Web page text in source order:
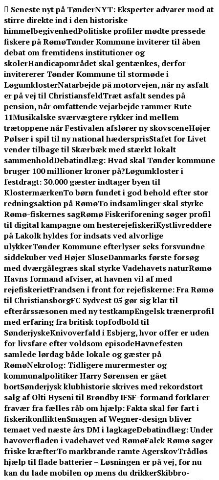
Skip
to
content
Seneste nyt på TønderNYT:Eksperter advarer mod at
stirre direkte ind i den historiske
himmelbegivenhedPolitiske profiler mødte pressede
fiskere på RømøTønder Kommune inviterer til åben
debat om fremtidens institutioner og
skolerHandicapområdet skal gentænkes, derfor
invitererer Tønder Kommune til stormøde i
LøgumklosterNatarbejde på motorvejen, når ny asfalt
er på vej til ChristiansfeldTræt asfalt sendes på
pension, når omfattende vejarbejde rammer Rute
11Musikalske sværvægtere rykker ind mellem
trætoppene når Festivalen afslører ny skovsceneHøjer
Pølser i spil til ny national hædersprisStafet for Livet
vender tilbage til Skærbæk med stærkt lokalt
sammenholdDebatindlæg: Hvad skal Tønder kommune
bruger 100 millioner kroner på?Løgumkloster i
festdragt: 30.000 gæster indtager byen til
KlostermærkenTo børn fundet i god behold efter stor
redningsaktion på RømøTo indsamlinger skal styrke
Rømø-fiskernes sagRømø Fiskeriforening søger profil
til digital kampagne om hesterejefiskeriKystlivreddere
på Lakolk hyldes for indsats ved alvorlige
ulykkerTønder Kommune efterlyser seks forsvundne
siddekuber ved Højer SluseDanmarks første forsøg
med dværgålegræs skal styrke Vadehavets naturRømø
Havns formand afviser, at havnen vil af med
rejefiskerietFrandsen i front for rejefiskerne: Fra Rømø
til ChristiansborgFC Sydvest 05 gør sig klar til
efterårssæsonen med ny testkampEngelsk trænerprofil
med erfaring fra britisk topfodbold til
SønderjyskeKnivoverfald i Esbjerg, hvor offer er uden
for livsfare efter voldsom episodeHavnefesten
samlede lørdag både lokale og gæster på
RømøNekrolog: Tidligere murermester og
kommunalpolitiker Harry Sørensen er gået
bortSønderjysk klubhistorie skrives med rekordstort
salg af Olti Hyseni til Brøndby IFSF-formand forklarer
fravær fra fælles råb om hjælp: Fakta skal før fart i
fiskerikonfliktenSmagen af Wegner-design bliver
temaet ved næste års DM i lagkageDebatindlæg: Under
havoverfladen i vadehavet ved RømøFalck Rømø søger
friske kræfterTo markbrande ramte AgerskovTrådløs
hjælp til flade batterier – Løsningen er på vej, for nu
kan du lade mobilen op mens du drikkerSkibbro-